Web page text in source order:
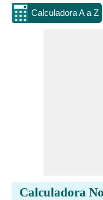
Calculadora A a Z
Calculadora